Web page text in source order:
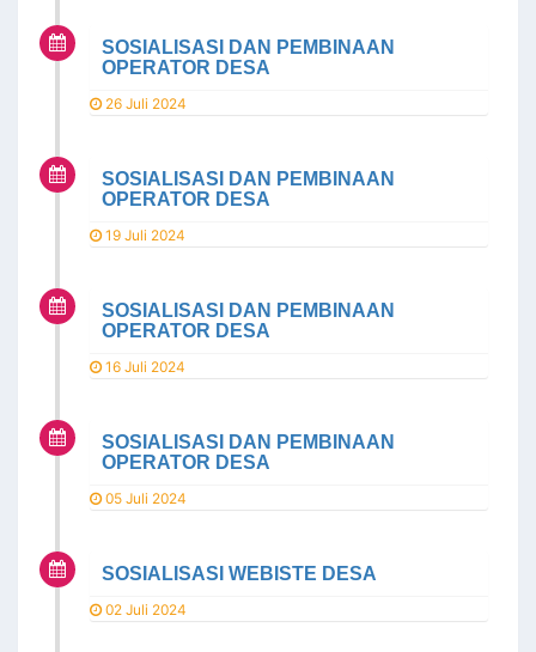
SOSIALISASI DAN PEMBINAAN
OPERATOR DESA
26 Juli 2024
SOSIALISASI DAN PEMBINAAN
OPERATOR DESA
19 Juli 2024
SOSIALISASI DAN PEMBINAAN
OPERATOR DESA
16 Juli 2024
SOSIALISASI DAN PEMBINAAN
OPERATOR DESA
05 Juli 2024
SOSIALISASI WEBISTE DESA
02 Juli 2024